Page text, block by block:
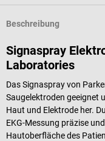
Beschreibung
Signaspray
Laboratories
Das Signaspray von
Saugelektroden geeignet
Haut und Elektrode her.
EKG-Messung präzise
Hautoberfläche des